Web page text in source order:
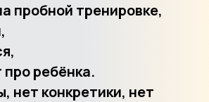
пробной тренировке,
ребёнка.
нет конкретики, нет